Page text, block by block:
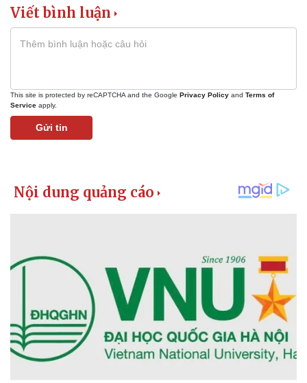
Pháp luật
Quân sự - Quốc phòng
Vũ khí
Việt Nam
Phân tích
Viết bình luận
This site is protected by reCAPTCHA and the Google Privacy Policy and Terms of
Service apply.
Gửi tin